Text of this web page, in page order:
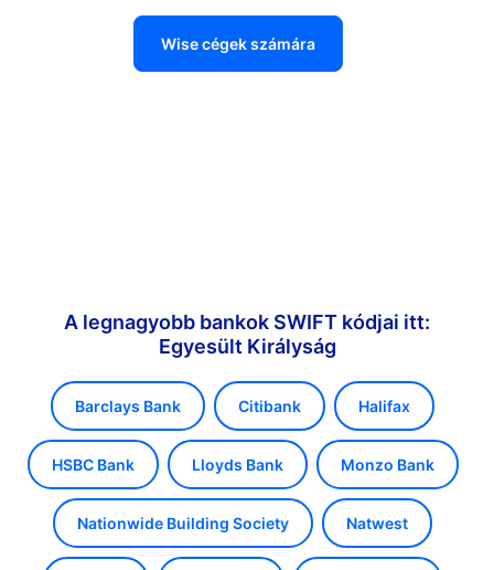
Wise cégek számára
A legnagyobb bankok SWIFT kódjai itt:
Egyesült Királyság
Barclays Bank Citibank Halifax
HSBC Bank Lloyds Bank Monzo Bank
Nationwide Building Society Natwest